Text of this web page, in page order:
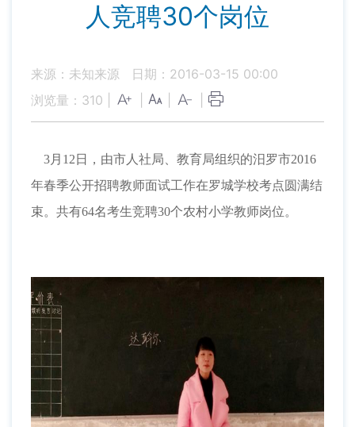
人竞聘30个岗位
来源：未知来源
日期：2016-03-15 00:00
浏览量： 310
3月12日
，由市人社局、教育局组织的汨罗市2016
年春季公开招聘教师面试工作在罗城学校考点圆满结
束。共有64名考生竞聘30个农村小学教师岗位。